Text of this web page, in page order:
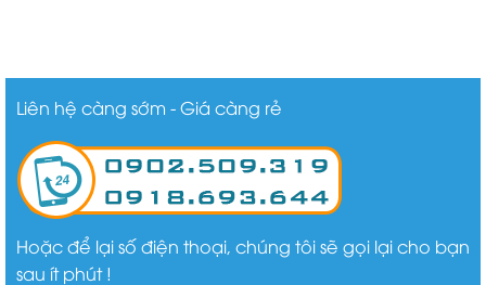
Liên hệ càng sớm - Giá càng rẻ
Hoặc để lại số điện thoại, chúng tôi sẽ gọi lại cho bạn
sau ít phút !